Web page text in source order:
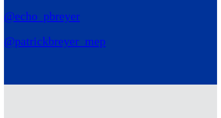
@echo_pbreyer
@patrickbreyer_mep